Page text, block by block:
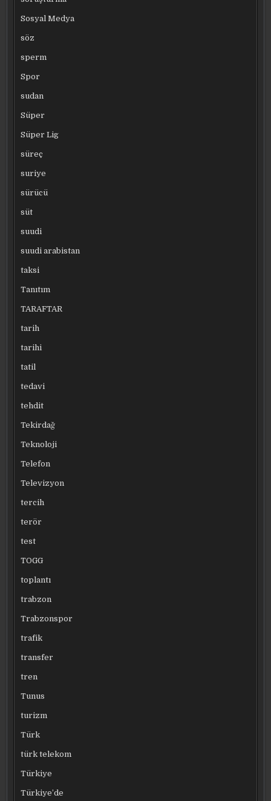
Sosyal Medya
söz
sperm
Spor
sudan
Süper
Süper Lig
süreç
suriye
sürücü
süt
suudi
suudi arabistan
taksi
Tanıtım
TARAFTAR
tarih
tarihi
tatil
tedavi
tehdit
Tekirdağ
Teknoloji
Telefon
Televizyon
tercih
terör
test
TOGG
toplantı
trabzon
Trabzonspor
trafik
transfer
tren
Tunus
turizm
Türk
türk telekom
Türkiye
Türkiye’de